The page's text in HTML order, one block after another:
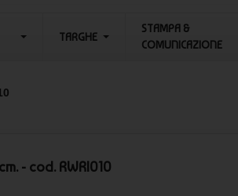
TARGHE
STAMPA &
COMUNICAZIONE
- cod. RWRI010